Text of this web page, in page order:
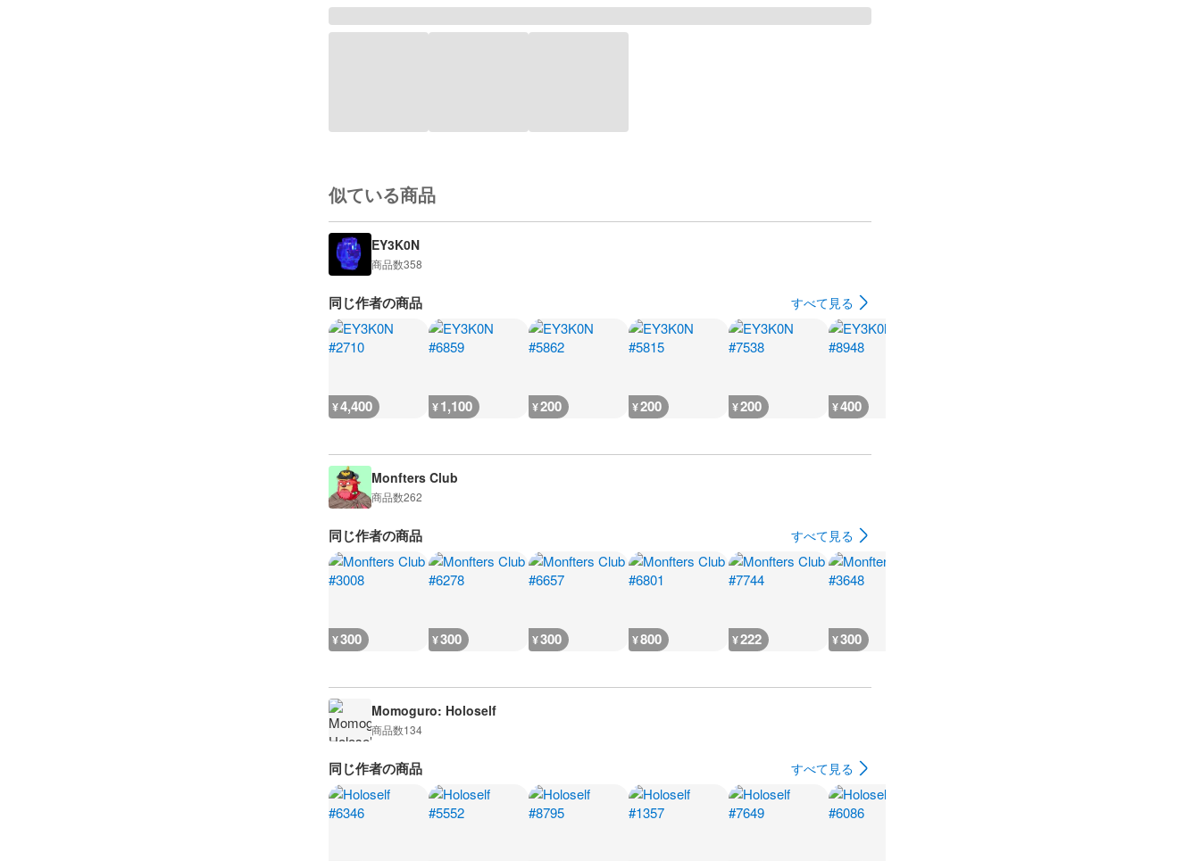
似ている商品
EY3K0N
商品数358
同じ作者の商品 すべて見る
¥4,400 ¥1,100 ¥200 ¥200 ¥200 ¥400
Monfters Club
商品数262
同じ作者の商品 すべて見る
¥300 ¥300 ¥300 ¥800 ¥222 ¥300
Momoguro: Holoself
商品数134
同じ作者の商品 すべて見る